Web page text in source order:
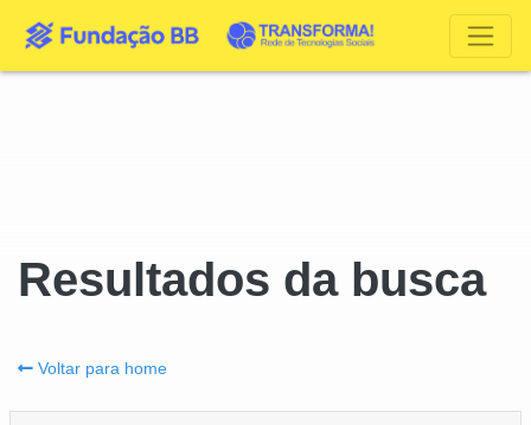
Resultados da busca
Voltar para home